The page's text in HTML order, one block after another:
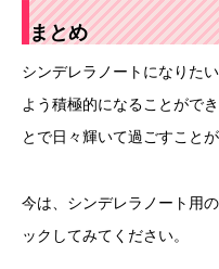
まとめ
シンデレラノートになりた
よう積極的になることがで
とで日々輝いて過ごすこと
今は、シンデレラノート用
ックしてみてください。